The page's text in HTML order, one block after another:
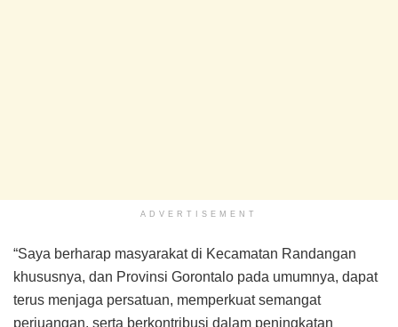
ADVERTISEMENT
“Saya berharap masyarakat di Kecamatan Randangan
khususnya, dan Provinsi Gorontalo pada umumnya, dapat
terus menjaga persatuan, memperkuat semangat
perjuangan, serta berkontribusi dalam peningkatan